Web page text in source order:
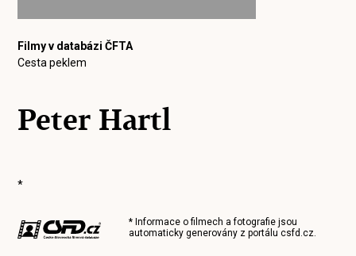
Filmy v databázi ČFTA
Cesta peklem
Peter Hartl
*
* Informace o filmech a fotografie jsou
automaticky generovány z portálucsfd.cz.